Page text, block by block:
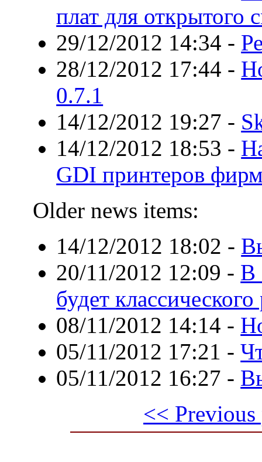
плат для открытого
29/12/2012 14:34 -
28/12/2012 17:44 -
0.7.1
14/12/2012 19:27 -
14/12/2012 18:53 -
GDI принтеров
Older news items:
14/12/2012 18:02 -
20/11/2012 12:09 - В
будет
08/11/2012 14:14 -
05/11/2012 17:21 -
05/11/2012 16:27 -
<< Previous